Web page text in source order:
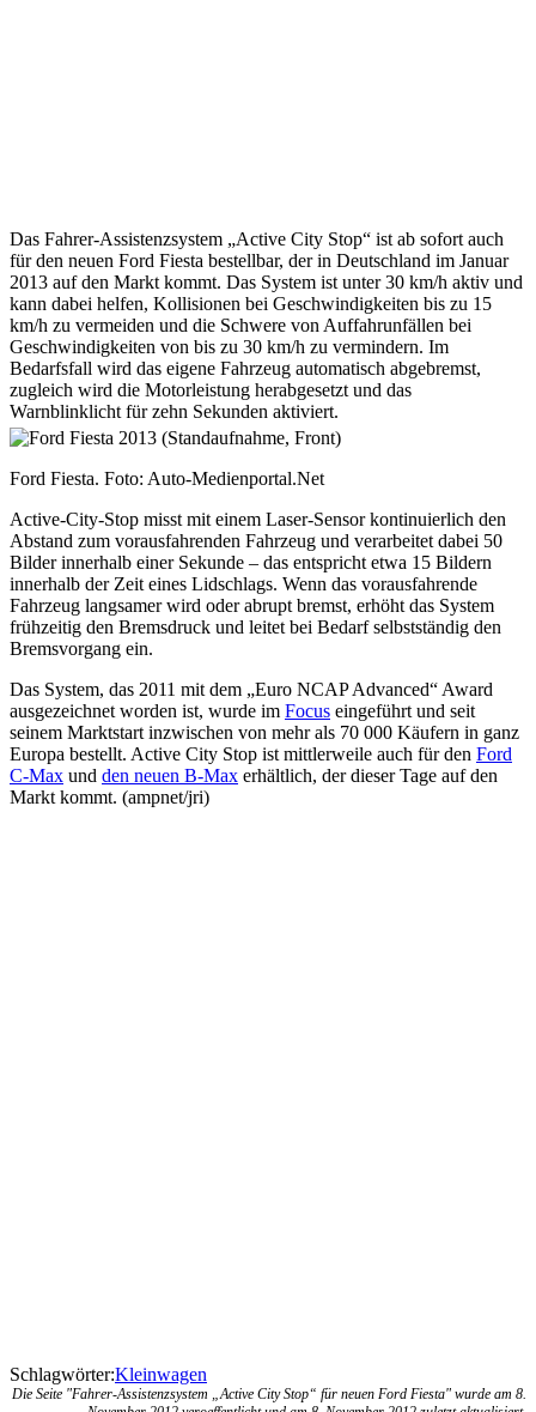
Das Fahrer-Assistenzsystem „Active City Stop“ ist ab sofort auch
für den neuen Ford Fiesta bestellbar, der in Deutschland im Januar
2013 auf den Markt kommt. Das System ist unter 30 km/h aktiv und
kann dabei helfen, Kollisionen bei Geschwindigkeiten bis zu 15
km/h zu vermeiden und die Schwere von Auffahrunfällen bei
Geschwindigkeiten von bis zu 30 km/h zu vermindern. Im
Bedarfsfall wird das eigene Fahrzeug automatisch abgebremst,
zugleich wird die Motorleistung herabgesetzt und das
Warnblinklicht für zehn Sekunden aktiviert.
Ford Fiesta. Foto: Auto-Medienportal.Net
Active-City-Stop misst mit einem Laser-Sensor kontinuierlich den
Abstand zum vorausfahrenden Fahrzeug und verarbeitet dabei 50
Bilder innerhalb einer Sekunde – das entspricht etwa 15 Bildern
innerhalb der Zeit eines Lidschlags. Wenn das vorausfahrende
Fahrzeug langsamer wird oder abrupt bremst, erhöht das System
frühzeitig den Bremsdruck und leitet bei Bedarf selbstständig den
Bremsvorgang ein.
Das System, das 2011 mit dem „Euro NCAP Advanced“ Award
ausgezeichnet worden ist, wurde im Focus eingeführt und seit
seinem Marktstart inzwischen von mehr als 70 000 Käufern in ganz
Europa bestellt. Active City Stop ist mittlerweile auch für den Ford
C-Max und den neuen B-Max erhältlich, der dieser Tage auf den
Markt kommt. (ampnet/jri)
Schlagwörter:Kleinwagen
Die Seite "Fahrer-Assistenzsystem „Active City Stop“ für neuen Ford Fiesta" wurde am 8.